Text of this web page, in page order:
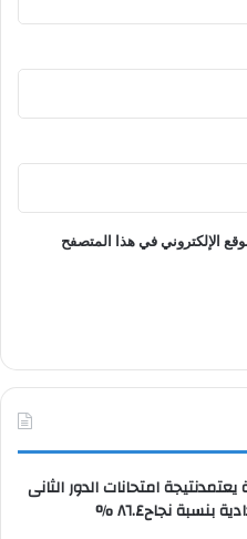
الإلكتروني في هذا المتصفح
امتحانات الدور الثانى
بنسبة نجاح٨٦.٤ %